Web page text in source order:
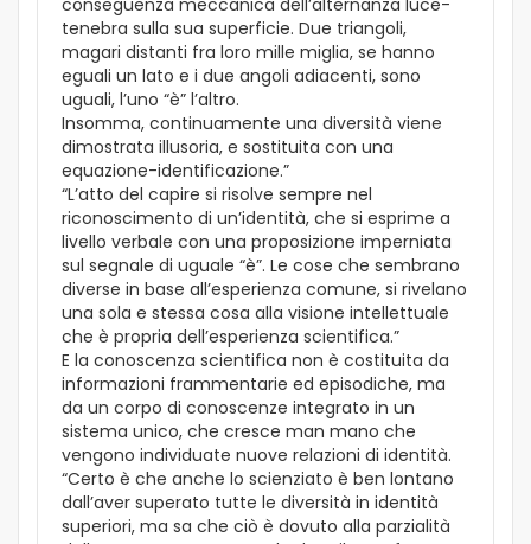
tenebra sulla sua superficie. Due triangoli,
magari distanti fra loro mille miglia, se hanno
eguali un lato e i due angoli adiacenti, sono
uguali, l’uno “è” l’altro.
Insomma, continuamente una diversità viene
dimostrata illusoria, e sostituita con una
equazione-identificazione.”
“L’atto del capire si risolve sempre nel
riconoscimento di un’identità, che si esprime a
livello verbale con una proposizione imperniata
sul segnale di uguale “è”. Le cose che sembrano
diverse in base all’esperienza comune, si rivelano
una sola e stessa cosa alla visione intellettuale
che è propria dell’esperienza scientifica.”
E la conoscenza scientifica non è costituita da
informazioni frammentarie ed episodiche, ma
da un corpo di conoscenze integrato in un
sistema unico, che cresce man mano che
vengono individuate nuove relazioni di identità.
“Certo è che anche lo scienziato è ben lontano
dall’aver superato tutte le diversità in identità
superiori, ma sa che ciò è dovuto alla parzialità